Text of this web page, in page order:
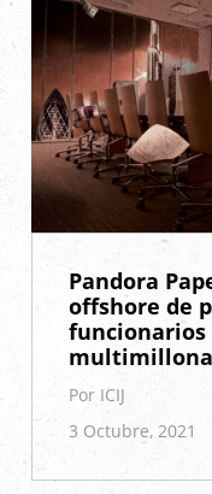
Pandora
offshore de
funcionarios
Por ICIJ
3 Octubre, 2021